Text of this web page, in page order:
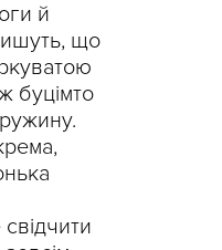
й
що
буцімто